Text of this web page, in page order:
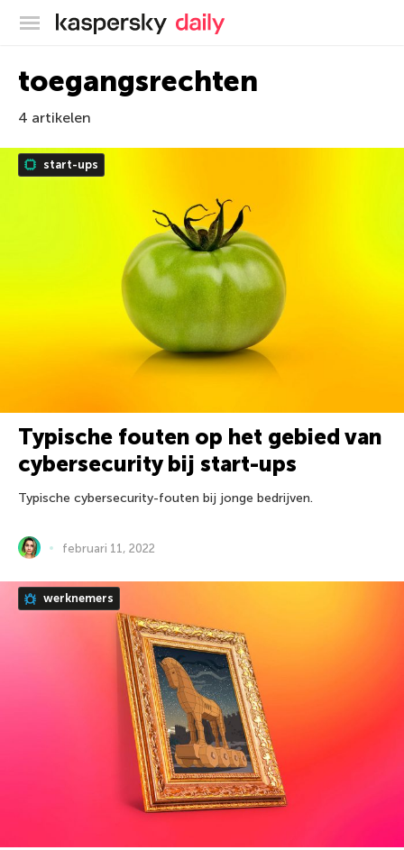
Kaspersky official blog
toegangsrechten
4 artikelen
start-ups
Typische fouten op het gebied van
cybersecurity bij start-ups
Typische cybersecurity-fouten bij jonge bedrijven.
februari 11, 2022
werknemers